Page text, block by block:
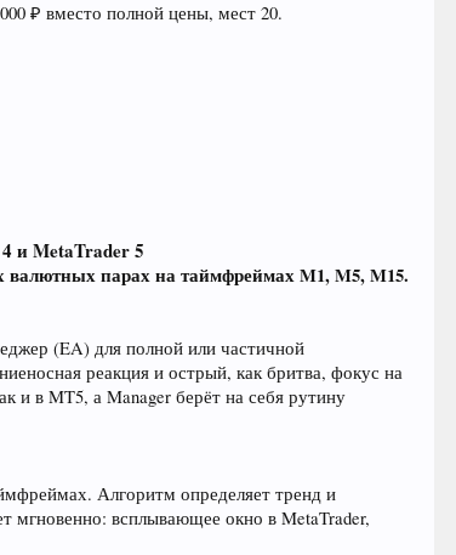
₽ вместо полной цены, мест 20.
и MetaTrader 5
валютных парах на таймфреймах M1, M5, M15.
(EA) для полной или частичной
реакция и острый, как бритва, фокус на
и в MT5, а Manager берёт на себя рутину
Алгоритм определяет тренд и
мгновенно: всплывающее окно в MetaTrader,